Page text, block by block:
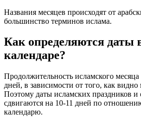
Названия месяцев происходят от
большинство терминов ислама.
Как определяются даты
календаре?
Продолжительность исламского месяца
дней, в зависимости от того, как
Поэтому даты исламских праздников
сдвигаются на 10-11 дней по
календарю.